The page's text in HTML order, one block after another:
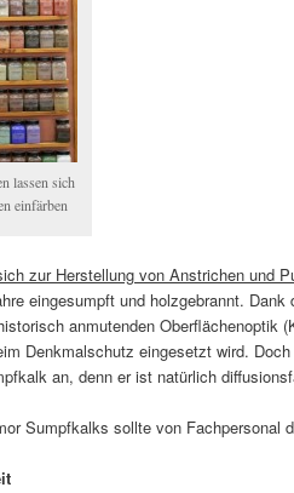
lassen sich
einfärben
zur Herstellung von Anstrichen und
eingesumpft und holzgebrannt.
anmutenden Oberflächenoptik
Denkmalschutz eingesetzt wird.
an, denn er ist natürlich
Sumpfkalks sollte von Fachpersonal